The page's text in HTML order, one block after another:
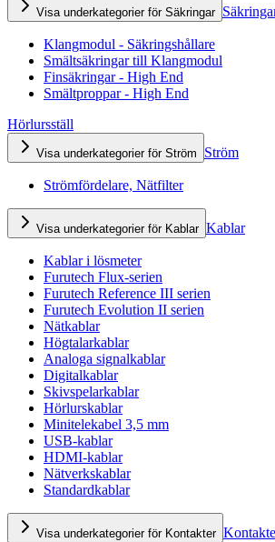
Visa underkategorier för Säkringar
Klangmodul - Säkringshållare
Smältsäkringar till Klangmodul
Finsäkringar - High End
Smältproppar - High End
Hörlursställ
Visa underkategorier för Ström Ström
Strömfördelare, Nätfilter
Visa underkategorier för Kablar Kablar
Kablar i lösmeter
Furutech Flux-serien
Furutech Reference III serien
Furutech Evolution II serien
Nätkablar
Högtalarkablar
Analoga signalkablar
Digitalkablar
Skivspelarkablar
Hörlurskablar
Minitelekabel 3,5 mm
USB-kablar
HDMI-kablar
Nätverkskablar
Standardkablar
Visa underkategorier för Kontakter